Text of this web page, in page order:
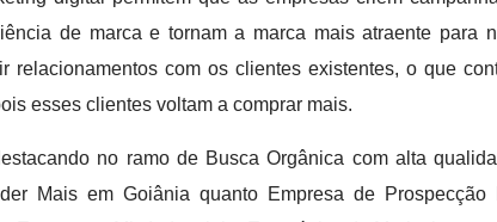
de marca e tornam a marca mais atraente para
relacionamentos com os clientes existentes, o que
esses clientes voltam a comprar mais.
no ramo de Busca Orgânica com alta
Mais em Goiânia quanto Empresa de Prospecção